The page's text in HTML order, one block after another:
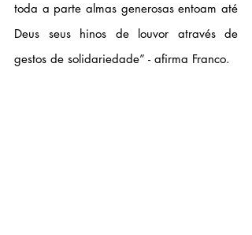
toda a parte almas generosas entoam até
Deus seus hinos de louvor através de
gestos de solidariedade” - afirma Franco.